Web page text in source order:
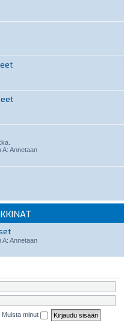
A: Annetaan
A: Annetaan
Muista minut